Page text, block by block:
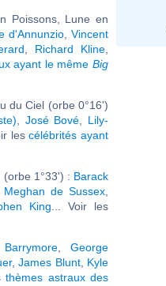
Poissons, Lune en
d'Annunzio ,Vincent
Richard Kline
ayant le mêmeBig
du Ciel (orbe 0°16')
José Bové
Lily-
lescélébrités ayant
1°33') : Barack
Meghan de Sussex
King ... Voir les
George
,James Blunt, Kyle
thèmes astraux des